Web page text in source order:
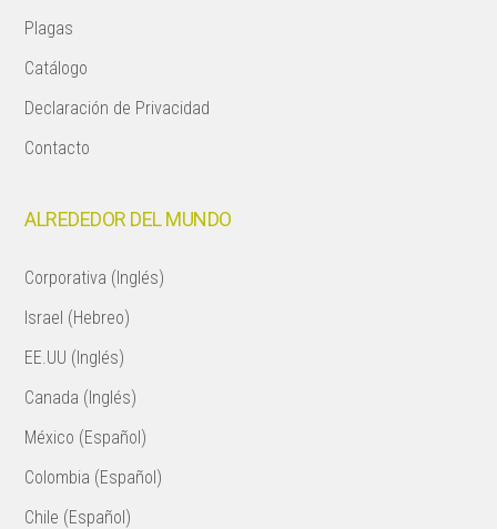
Plagas
Catálogo
Declaración de Privacidad
Contacto
ALREDEDOR DEL MUNDO
Corporativa (Inglés)
Israel (Hebreo)
EE.UU (Inglés)
Canada (Inglés)
México (Español)
Colombia (Español)
Chile (Español)